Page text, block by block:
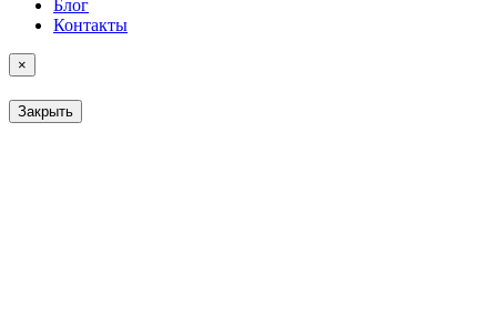
Блог
Контакты
×
Закрыть